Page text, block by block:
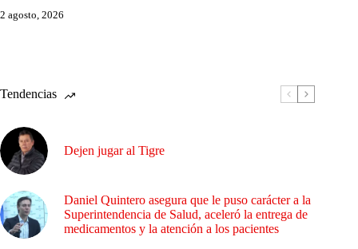
2 agosto, 2026
Tendencias
Dejen jugar al Tigre
Daniel Quintero asegura que le puso carácter a la
Superintendencia de Salud, aceleró la entrega de
medicamentos y la atención a los pacientes